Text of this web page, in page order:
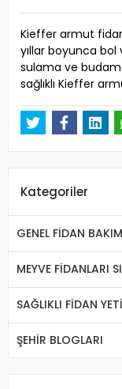
Kieffer armut
yıllar boyunca
sulama ve
sağlıklı Kieffer
Kategoriler
GENEL FİDAN
MEYVE FİDANLARI
SAĞLIKLI FİDAN
ŞEHİR BLOGLARI